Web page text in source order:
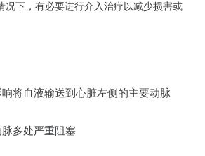
况下，有必要进行介入治疗以减少损害或
将血液输送到心脏左侧的主要动脉
多处严重阻塞